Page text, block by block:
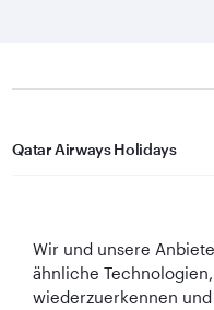
Qatar Airways Holidays
In Verbindung bleiben
Wir und unsere
ähnliche
wiederzuerkennen